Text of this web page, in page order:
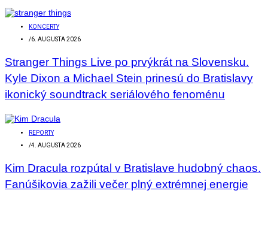
KONCERTY
/6. AUGUSTA 2026
Stranger Things Live po prvýkrát na Slovensku.
Kyle Dixon a Michael Stein prinesú do Bratislavy
ikonický soundtrack seriálového fenoménu
REPORTY
/4. AUGUSTA 2026
Kim Dracula rozpútal v Bratislave hudobný chaos.
Fanúšikovia zažili večer plný extrémnej energie